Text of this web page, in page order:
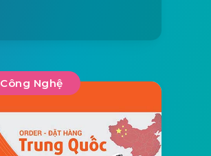
Công Nghệ